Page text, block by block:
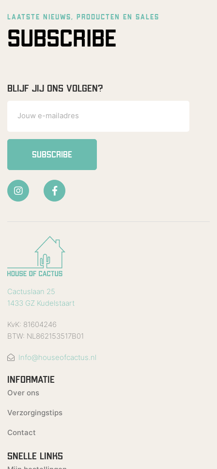
LAATSTE NIEUWS, PRODUCTEN EN SALES
SUBSCRIBE
BLIJF JIJ ONS VOLGEN?
SUBSCRIBE
Cactuslaan 25
1433 GZ Kudelstaart
KvK: 81604246
BTW: NL862153517B01
Info@houseofcactus.nl
INFORMATIE
Over ons
Verzorgingstips
Contact
SNELLE LINKS